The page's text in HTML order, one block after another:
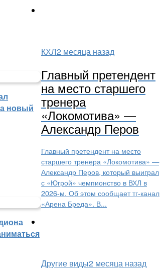
новый
КХЛ2 месяца назад
Главный претендент
на место старшего
тренера
«Локомотива» —
Александр Перов
Главный претендент на место
старшего тренера «Локомотива» —
Александр Перов, который выиграл
с «Югрой» чемпионство в ВХЛ в
2026-м. Об этом сообщает тг-канал
«Арена Бреда». В...
Другие виды2 месяца назад